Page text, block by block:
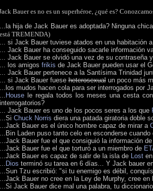
Bauer es no es un superhéroe, ¿qué es?
...la hija de Jack Bauer es adoptada? Ninguna
está TREMENDA)
... si Jack Bauer tuviese atados en una habitación
... Jack Bauer ha conseguido sacarle información
... Jack Bauer se olvidó una vez de su contraseña
... los amigos frikis de Jack Bauer pueden usar el
... Jack Bauer pertenece a la Santísima Trinidad
... si Jack Bauer fuese heterosexual un poco más
...los mudos hacen cola para ser interrogados por
... House le regala todos los meses una cesta
interrogatorios?
... Jack Bauer es uno de los pocos seres a los que
...Si Chuck Norris diera una patada giratoria doble
...Jack Bauer es el único hombre capaz de mirar a
...Bin Laden puso tanto celo en esconderse
...Jack Bauer fue el que consiguió la información
...Jack Bauer fue el que torturó a un miembro de
...Jack Bauer es capaz de salir de la isla de Lost
... Dios terminó su tarea en 6 días... Y Jack bauer
...Sun Tzu escribió: "si tu enemigo es débil,
...Jack Bauer no cree en la Ley de Murphy, cree
...Si Jack Bauer dice mal una palabra, tu